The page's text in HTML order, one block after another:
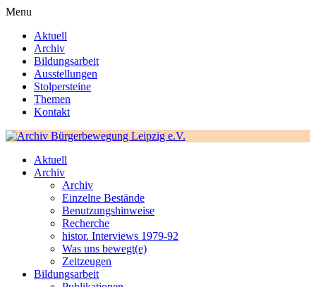
Menu
Aktuell
Archiv
Bildungsarbeit
Ausstellungen
Stolpersteine
Themen
Kontakt
Aktuell
Archiv
Archiv
Einzelne Bestände
Benutzungshinweise
Recherche
histor. Interviews 1979-92
Was uns bewegt(e)
Zeitzeugen
Bildungsarbeit